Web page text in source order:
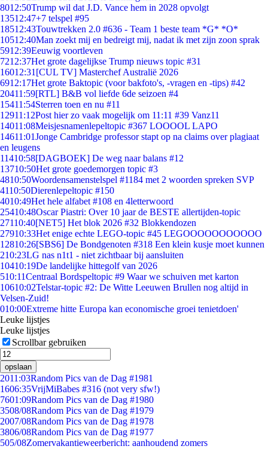
8012:50Trump wil dat J.D. Vance hem in 2028 opvolgt
13512:47+7 telspel #95
18512:43Touwtrekken 2.0 #636 - Team 1 beste team *G* *O*
10512:40Man zoekt mij en bedreigt mij, nadat ik met zijn zoon sprak
5912:39Eeuwig voortleven
7212:37Het grote dagelijkse Trump nieuws topic #31
16012:31 [CUL TV] Masterchef Australië 2026
6912:17Het grote Baktopic (voor bakfoto's, -vragen en -tips) #42
20411:59[RTL] B&B vol liefde 6de seizoen #4
15411:54Sterren toen en nu #11
12911:12Post hier zo vaak mogelijk om 11:11 #39 Vanz11
14011:08Meisjesnamenlepeltopic #367 LOOOOL LAPO
14611:01Jonge Cambridge professor stapt op na claims over plagiaat
en leugens
11410:58[DAGBOEK] De weg naar balans #12
13710:50Het grote goedemorgen topic #3
4810:50Woordensamenstelspel #1184 met 2 woorden spreken SVP
4110:50Dierenlepeltopic #150
4010:49Het hele alfabet #108 en 4letterwoord
25410:48Oscar Piastri: Over 10 jaar de BESTE allertijden-topic
27110:40[NET5] Het blok 2026 #32 Blokkendozen
27910:33Het enige echte LEGO-topic #45 LEGOOOOOOOOOOO
12810:26[SBS6] De Bondgenoten #318 Een klein kusje moet kunnen
210:23LG nas n1t1 - niet zichtbaar bij aansluiten
10410:19De landelijke hittegolf van 2026
510:11Centraal Bordspeltopic #9 Waar we schuiven met karton
10610:02Telstar-topic #2: De Witte Leeuwen Brullen nog altijd in
Velsen-Zuid!
010:00Extreme hitte Europa kan economische groei tenietdoen'
Leuke lijstjes
Leuke lijstjes
Scrollbar gebruiken
opslaan
2011:03Random Pics van de Dag #1981
1606:35VrijMiBabes #316 (not very sfw!)
7601:09Random Pics van de Dag #1980
3508/08Random Pics van de Dag #1979
2007/08Random Pics van de Dag #1978
3806/08Random Pics van de Dag #1977
505/08Zomervakantieweerbericht: aanhoudend zomers